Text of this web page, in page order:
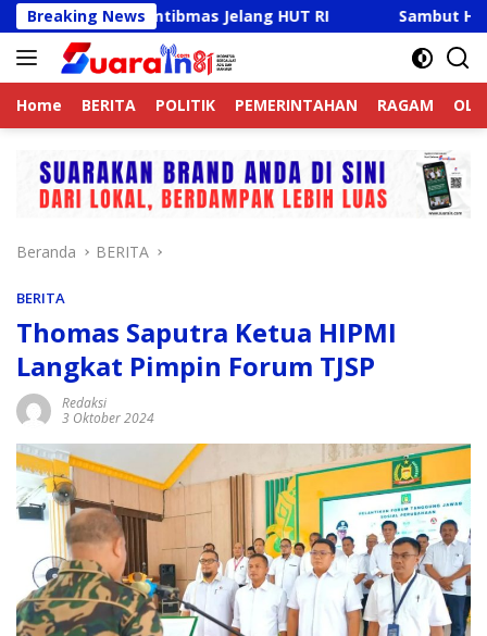
Langsung
ke
konten
Breaking NewsJelang HUT RI Sambut HUT RI Ke-81,
Home BERITA POLITIK PEMERINTAHAN RAGAM
Beranda BERITA
BERITA
Thomas Saputra Ketua HIPMI
Langkat Pimpin Forum TJSP
Redaksi
3 Oktober 2024